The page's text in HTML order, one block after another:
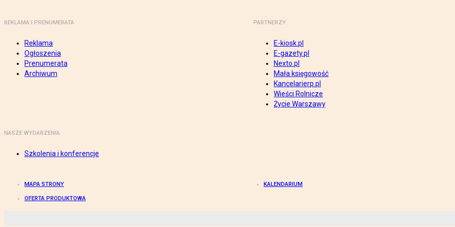
REKLAMA I PRENUMERATA
Reklama
Ogłoszenia
Prenumerata
Archiwum
PARTNERZY
E-kiosk.pl
E-gazety.pl
Nexto.pl
Mała księgowość
Kancelarierp.pl
Wieści Rolnicze
Życie Warszawy
NASZE WYDARZENIA
Szkolenia i konferencje
MAPA STRONY KALENDARIUM
OFERTA PRODUKTOWA